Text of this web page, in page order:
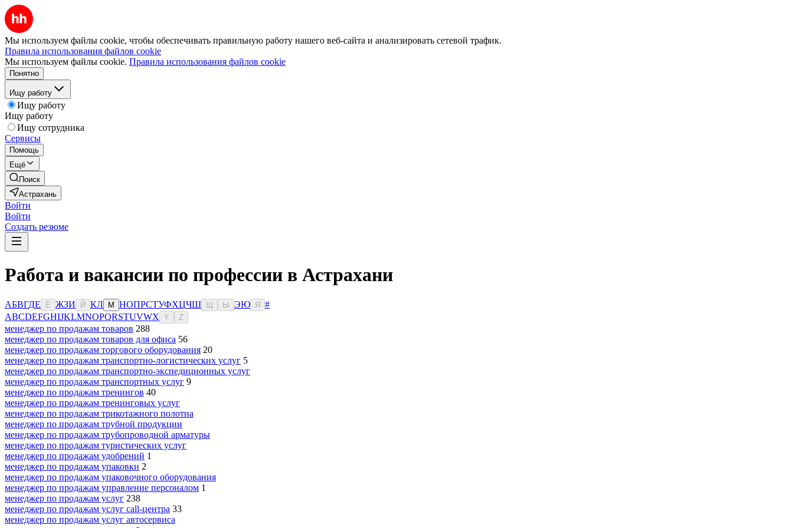
Мы используем файлы cookie, чтобы обеспечивать правильную работу нашего веб-сайта и анализировать сетевой трафик.
Правила использования файлов cookie
Мы используем файлы cookie. Правила использования файлов cookie
Понятно
Ищу работу
Ищу работу
Ищу работу
Ищу сотрудника
Сервисы
Помощь
Ещё
Поиск
Астрахань
Войти
Войти
Создать резюме
Работа и вакансии по профессии в Астрахани
АБВГДЕ Ё ЖЗИ Й КЛ М НОПРСТУФХЦЧШ Ы ЭЮ Я
#
ABCDEFGHIJKLMNOPQRSTUVWX Y Z
менеджер по продажам товаров 288
менеджер по продажам товаров для офиса 56
менеджер по продажам торгового оборудования 20
менеджер по продажам транспортно-логистических услуг 5
менеджер по продажам транспортно-экспедиционных услуг
менеджер по продажам транспортных услуг 9
менеджер по продажам тренингов 40
менеджер по продажам тренинговых услуг
менеджер по продажам трикотажного полотна
менеджер по продажам трубной продукции
менеджер по продажам трубопроводной арматуры
менеджер по продажам туристических услуг
менеджер по продажам удобрений 1
менеджер по продажам упаковки 2
менеджер по продажам упаковочного оборудования
менеджер по продажам управление персоналом 1
менеджер по продажам услуг 238
менеджер по продажам услуг call-центра 33
менеджер по продажам услуг автосервиса